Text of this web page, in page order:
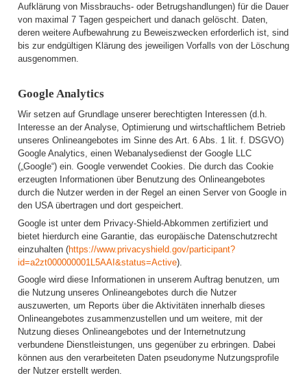
Aufklärung von Missbrauchs- oder Betrugshandlungen) für die Dauer
von maximal 7 Tagen gespeichert und danach gelöscht. Daten,
deren weitere Aufbewahrung zu Beweiszwecken erforderlich ist, sind
bis zur endgültigen Klärung des jeweiligen Vorfalls von der Löschung
ausgenommen.
Google Analytics
Wir setzen auf Grundlage unserer berechtigten Interessen (d.h.
Interesse an der Analyse, Optimierung und wirtschaftlichem Betrieb
unseres Onlineangebotes im Sinne des Art. 6 Abs. 1 lit. f. DSGVO)
Google Analytics, einen Webanalysedienst der Google LLC
(„Google“) ein. Google verwendet Cookies. Die durch das Cookie
erzeugten Informationen über Benutzung des Onlineangebotes
durch die Nutzer werden in der Regel an einen Server von Google in
den USA übertragen und dort gespeichert.
Google ist unter dem Privacy-Shield-Abkommen zertifiziert und
bietet hierdurch eine Garantie, das europäische Datenschutzrecht
einzuhalten (https://www.privacyshield.gov/participant?
id=a2zt000000001L5AAI&status=Active).
Google wird diese Informationen in unserem Auftrag benutzen, um
die Nutzung unseres Onlineangebotes durch die Nutzer
auszuwerten, um Reports über die Aktivitäten innerhalb dieses
Onlineangebotes zusammenzustellen und um weitere, mit der
Nutzung dieses Onlineangebotes und der Internetnutzung
verbundene Dienstleistungen, uns gegenüber zu erbringen. Dabei
können aus den verarbeiteten Daten pseudonyme Nutzungsprofile
der Nutzer erstellt werden.